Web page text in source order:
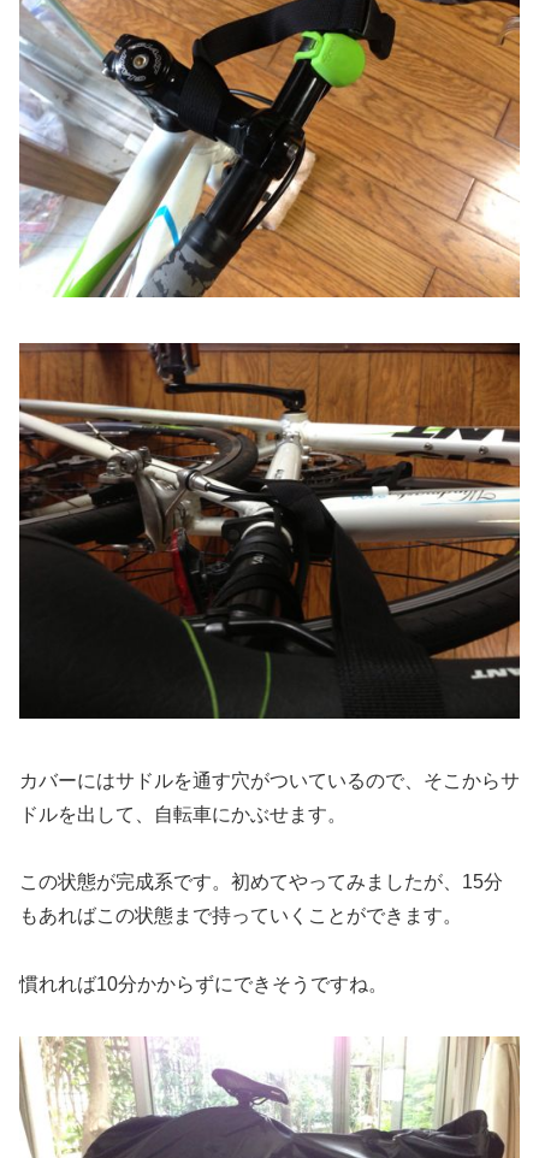
カバーにはサドルを通す穴がついているので、そこからサ
ドルを出して、自転車にかぶせます。
この状態が完成系です。初めてやってみましたが、15分
もあればこの状態まで持っていくことができます。
慣れれば10分かからずにできそうですね。